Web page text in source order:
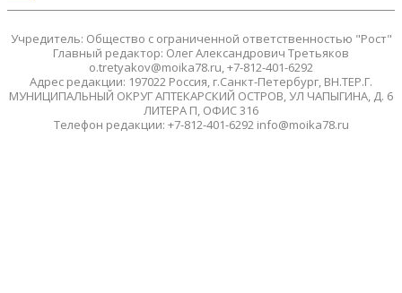
Учредитель: Общество с ограниченной ответственностью "Рост"
Главный редактор: Олег Александрович Третьяков
o.tretyakov@moika78.ru, +7-812-401-6292
Адрес редакции: 197022 Россия, г.Санкт-Петербург, ВН.ТЕР.Г.
МУНИЦИПАЛЬНЫЙ ОКРУГ АПТЕКАРСКИЙ ОСТРОВ, УЛ ЧАПЫГИНА, Д. 6
ЛИТЕРА П, ОФИС 316
Телефон редакции: +7-812-401-6292 info@moika78.ru